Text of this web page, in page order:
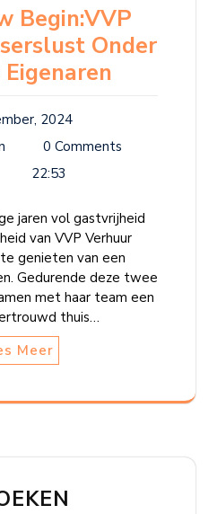
Begin:VVP
Onder
2024
0 Comments
22:53
jaren vol gastvrijheid
van VVP Verhuur
genieten van een
Gedurende deze twee
met haar team een
thuis…
Meer